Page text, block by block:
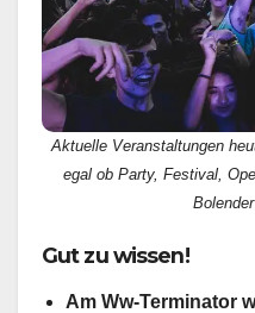
Aktuelle Veranstaltungen
egal ob Party, Festival,
Gut zu wissen!
Am Ww-Terminator